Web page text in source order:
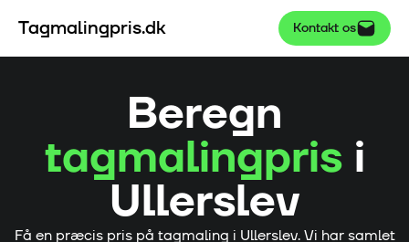
Tagmalingpris.dk Kontakt os
Beregn
tagmalingprisi
Ullerslev
Få en præcis pris på tagmaling i Ullerslev. Vi har samlet